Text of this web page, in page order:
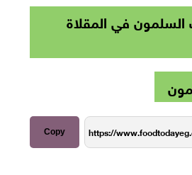
في المقلاة
Copy